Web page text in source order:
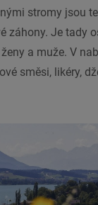
stromy jsou
záhony. Je tady
a muže. V
směsi, likéry,